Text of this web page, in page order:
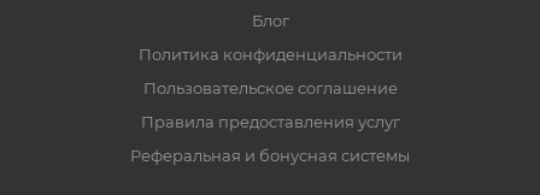
Блог
Политика конфиденциальности
Пользовательское соглашение
Правила предоставления услуг
Реферальная и бонусная системы